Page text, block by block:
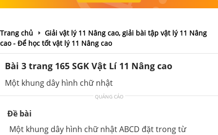
Trang chủ
Giải vật lý 11 Nâng cao, giải bài tập vật lý 11 Nâng
cao - Để học tốt vật lý 11 Nâng cao
Bài 3 trang 165 SGK Vật Lí 11 Nâng cao
Một khung dây hình chữ nhật
QUẢNG CÁO
Đề bài
Một khung dây hình chữ nhật ABCD đặt trong từ